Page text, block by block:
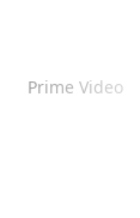
Prime Video